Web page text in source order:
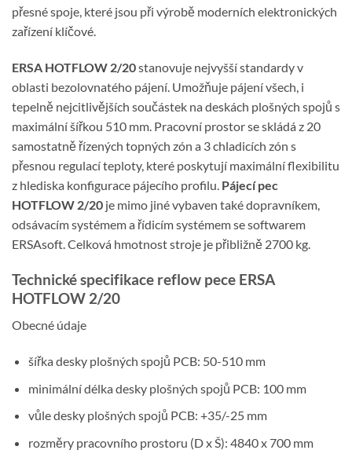
přesné spoje, které jsou při výrobě moderních elektronických
zařízení klíčové.
ERSA HOTFLOW 2/20stanovuje nejvyšší standardy v
oblasti bezolovnatého pájení. Umožňuje pájení všech, i
tepelně nejcitlivějších součástek na deskách plošných spojů s
maximální šířkou 510 mm. Pracovní prostor se skládá z 20
samostatně řízených topných zón a 3 chladicích zón s
přesnou regulací teploty, které poskytují maximální flexibilitu
z hlediska konfigurace pájecího profilu. Pájecí pec
HOTFLOW 2/20 je mimo jiné vybaven také dopravníkem,
odsávacím systémem a řídicím systémem se softwarem
ERSAsoft. Celková hmotnost stroje je přibližně 2700 kg.
Technické specifikace reflow pece ERSA
HOTFLOW 2/20
Obecné údaje
šířka desky plošných spojů PCB: 50-510 mm
minimální délka desky plošných spojů PCB: 100 mm
vůle desky plošných spojů PCB: +35/-25 mm
rozměry pracovního prostoru (D x Š): 4840 x 700 mm